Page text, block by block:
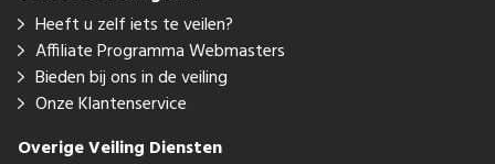
Heeft u zelf iets te veilen?
Affiliate Programma Webmasters
Bieden bij ons in de veiling
Onze Klantenservice
Overige Veiling Diensten